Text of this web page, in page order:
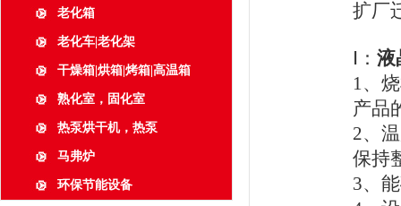
老化箱
老化车|老化架
干燥箱|烘箱|烤箱|高温箱
熟化室，固化室
热泵烘干机，热泵
马弗炉
环保节能设备
扩厂
Ⅰ： 液
1、
产品
2、
保持
3、